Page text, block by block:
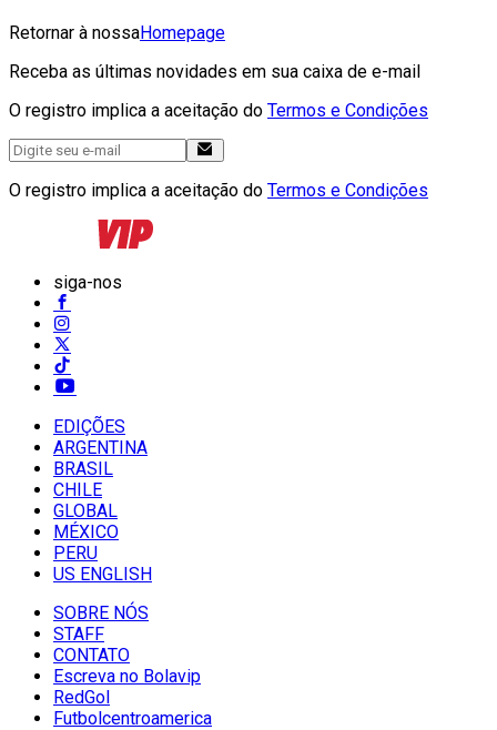
Retornar à nossaHomepage
Receba as últimas novidades em sua caixa de e-mail
O registro implica a aceitação do Termos e Condições
O registro implica a aceitação do Termos e Condições
siga-nos
EDIÇÕES
ARGENTINA
BRASIL
CHILE
GLOBAL
MÉXICO
PERU
US ENGLISH
SOBRE NÓS
STAFF
CONTATO
Escreva no Bolavip
RedGol
Futbolcentroamerica